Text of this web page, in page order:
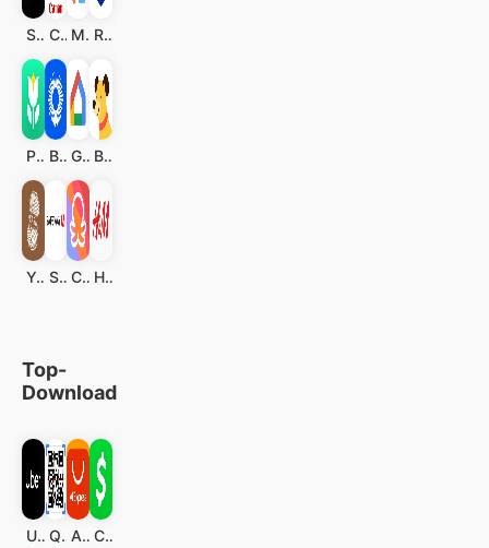
Style My Hair : Frisuren und H Creative Park MYDUTY, für Pflegepersonal Rite Aid Pharmacy
Plant Parent - Der Pflegeguide Be My Eyes Google Home Barkio: Hundemonitor & Kamera
Yarn - ask to understand Safeway Deals & Delivery Combyne - Outfitkreation H&M – wir lieben Mode
Top-
Download
Uber - Eine Fahrt bestellen QR & Barcode Scanner (Deutsch) AliExpress Cash App